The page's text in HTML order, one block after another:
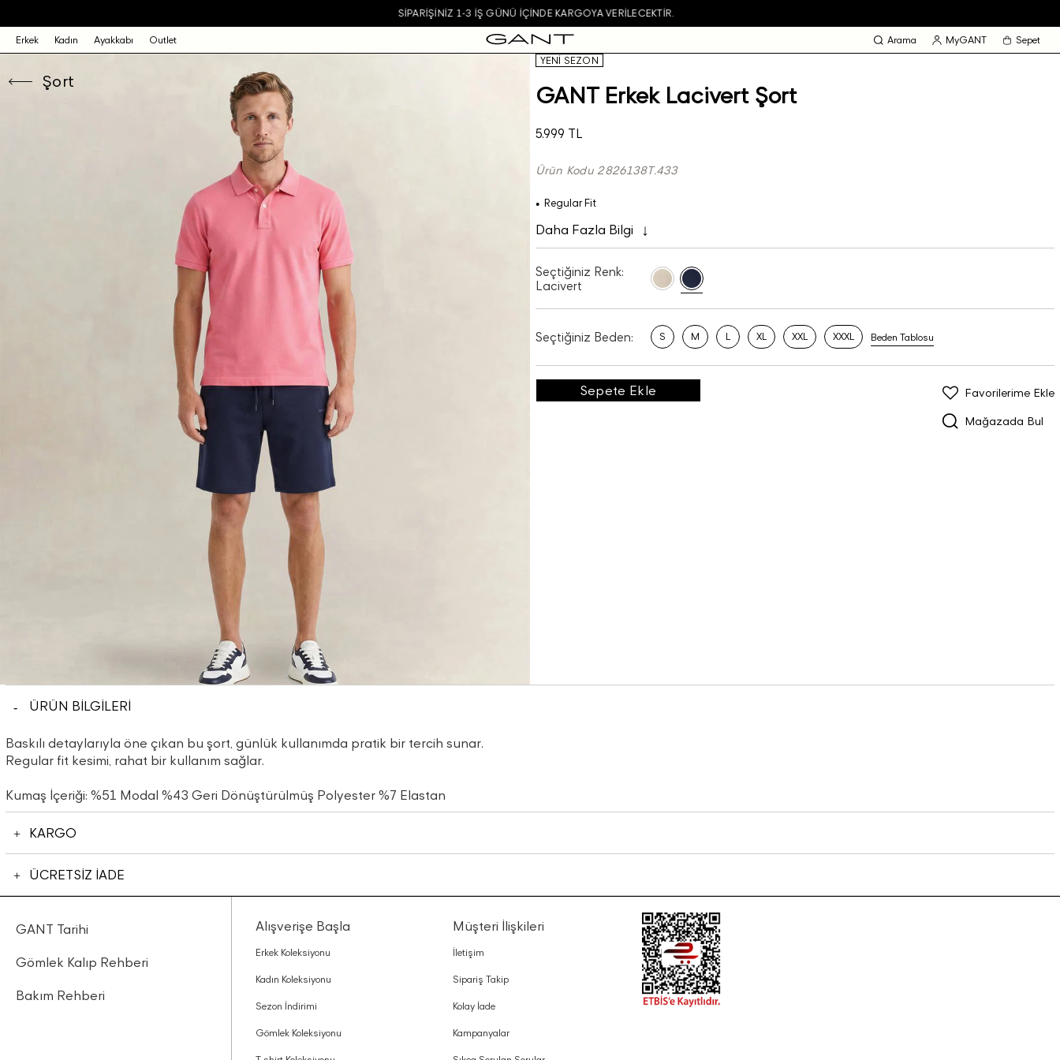
SIPARIŞINIZ 1-3 IŞ GÜNÜ IÇINDE KARGOYA VERILECEKTIR.
Erkek Kadın Ayakkabı Outlet Arama MyGANT Sepet
Şort
YENİ SEZON
GANT Erkek Lacivert Şort
5.999 TL
Ürün Kodu 2826138T.433
Regular Fit
Daha Fazla Bilgi
Seçtiğiniz Renk:
Lacivert
Seçtiğiniz Beden: S M L XL XXL XXXL Beden Tablosu
Sepete Ekle
Mağazada Bul
Favorilerime Ekle
ÜRÜN BİLGİLERİ
Baskılı detaylarıyla öne çıkan bu şort, günlük kullanımda pratik bir tercih sunar.
Regular fit kesimi, rahat bir kullanım sağlar.
Kumaş İçeriği: %51 Modal %43 Geri Dönüştürülmüş Polyester %7 Elastan
KARGO
ÜCRETSİZ İADE
GANT Tarihi
Gömlek Kalıp Rehberi
Bakım Rehberi
Alışverişe Başla
Erkek Koleksiyonu
Kadın Koleksiyonu
Sezon İndirimi
Gömlek Koleksiyonu
Müşteri İlişkileri
İletişim
Sipariş Takip
Kolay İade
Kampanyalar